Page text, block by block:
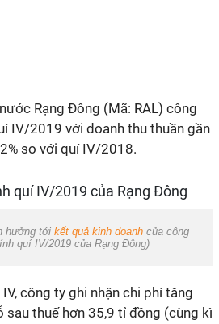
Rạng Đông (Mã: RAL) công
IV/2019 với doanh thu thuần gần
so với quí IV/2018.
hưởng tới kết quả kinh doanh của công
quí IV/2019 của Rạng Đông)
công ty ghi nhận chi phí tăng
sau thuế hơn 35,9 tỉ đồng (cùng kì